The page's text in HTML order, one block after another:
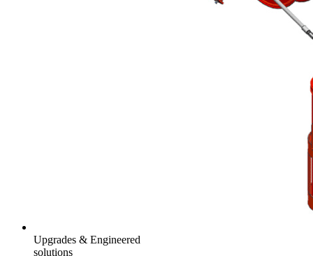
Upgrades & Engineered
solutions